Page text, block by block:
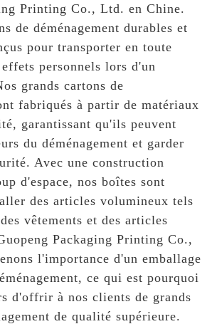
Printing Co., Ltd. en Chine.
de déménagement durables et
pour transporter en toute
personnels lors d'un
grands cartons de
fabriqués à partir de matériaux
garantissant qu'ils peuvent
du déménagement et garder
Avec une construction
d'espace, nos boîtes sont
des articles volumineux tels
vêtements et des articles
Packaging Printing Co.,
l'importance d'un emballage
ce qui est pourquoi
d'offrir à nos clients de grands
de qualité supérieure.